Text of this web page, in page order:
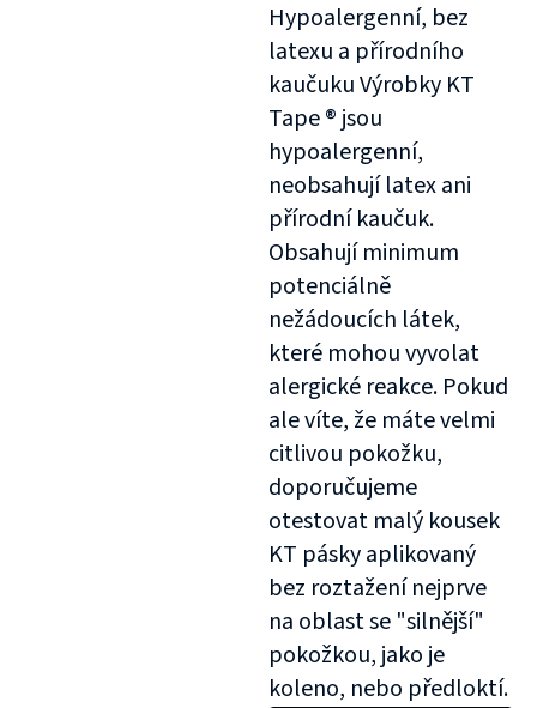
Hypoalergenní, bez
latexu a přírodního
kaučuku Výrobky KT
Tape ® jsou
hypoalergenní,
neobsahují latex ani
přírodní kaučuk.
Obsahují minimum
potenciálně
nežádoucích látek,
které mohou vyvolat
alergické reakce. Pokud
ale víte, že máte velmi
citlivou pokožku,
doporučujeme
otestovat malý kousek
KT pásky aplikovaný
bez roztažení nejprve
na oblast se "silnější"
pokožkou, jako je
koleno, nebo předloktí.